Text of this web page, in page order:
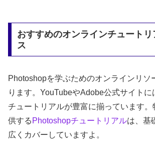
おすすめのオンラインチュート
ス
Photoshopを学ぶためのオンラインリソ
ります。YouTubeやAdobe公式サイト
チュートリアルが豊富に揃っています
供する Photoshopチュートリアルは、基
広くカバーしていますよ。